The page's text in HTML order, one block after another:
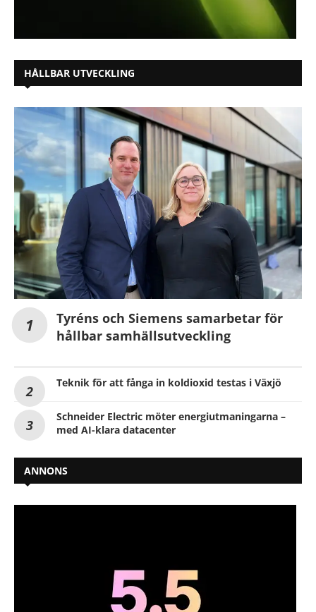
HÅLLBAR UTVECKLING
Tyréns och Siemens samarbetar för
hållbar samhällsutveckling
Teknik för att fånga in koldioxid testas i Växjö
Schneider Electric möter energiutmaningarna –
med AI-klara datacenter
ANNONS